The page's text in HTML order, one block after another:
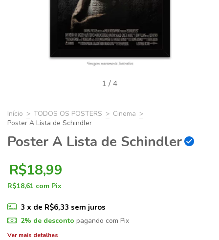
1 /4
Início > TODOS OS POSTERS > Cinema >
Poster A Lista de Schindler
Poster A Lista de Schindler
R$18,99
R$18,61 com Pix
3 x de R$6,33 sem juros
2% de desconto pagando com Pix
Ver mais detalhes